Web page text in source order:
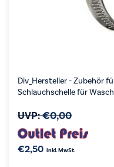
Div_Hersteller - Zubehör
Schlauchschelle für
UVP:€0,00
€2,50 inkl. MwSt.